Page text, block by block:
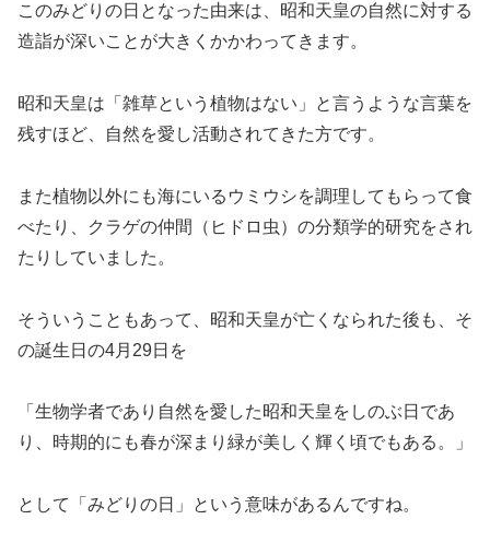
このみどりの日となった由来は、昭和天皇の自然に対する
造詣が深いことが大きくかかわってきます。
昭和天皇は「雑草という植物はない」と言うような言葉を
残すほど、自然を愛し活動されてきた方です。
また植物以外にも海にいるウミウシを調理してもらって食
べたり、クラゲの仲間（ヒドロ虫）の分類学的研究をされ
たりしていました。
そういうこともあって、昭和天皇が亡くなられた後も、そ
の誕生日の4月29日を
「生物学者であり自然を愛した昭和天皇をしのぶ日であ
り、時期的にも春が深まり緑が美しく輝く頃でもある。」
として「みどりの日」という意味があるんですね。